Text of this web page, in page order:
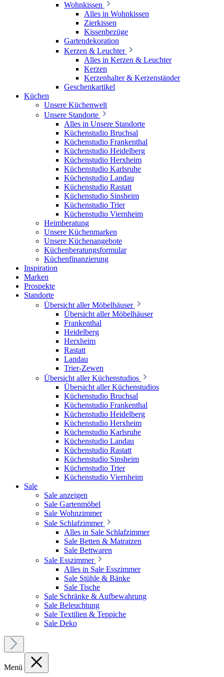
Wohnkissen
Alles in Wohnkissen
Zierkissen
Kissenbezüge
Gartendekoration
Kerzen & Leuchter
Alles in Kerzen & Leuchter
Kerzen
Kerzenhalter & Kerzenständer
Geschenkartikel
Küchen
Unsere Küchenwelt
Unsere Standorte
Alles in Unsere Standorte
Küchenstudio Bruchsal
Küchenstudio Frankenthal
Küchenstudio Heidelberg
Küchenstudio Herxheim
Küchenstudio Karlsruhe
Küchenstudio Landau
Küchenstudio Rastatt
Küchenstudio Sinsheim
Küchenstudio Trier
Küchenstudio Viernheim
Heimberatung
Unsere Küchenmarken
Unsere Küchenangebote
Küchenberatungsformular
Küchenfinanzierung
Inspiration
Marken
Prospekte
Standorte
Übersicht aller Möbelhäuser
Übersicht aller Möbelhäuser
Frankenthal
Heidelberg
Herxheim
Rastatt
Landau
Trier-Zewen
Übersicht aller Küchenstudios
Übersicht aller Küchenstudios
Küchenstudio Bruchsal
Küchenstudio Frankenthal
Küchenstudio Heidelberg
Küchenstudio Herxheim
Küchenstudio Karlsruhe
Küchenstudio Landau
Küchenstudio Rastatt
Küchenstudio Sinsheim
Küchenstudio Trier
Küchenstudio Viernheim
Sale
Sale anzeigen
Sale Gartenmöbel
Sale Wohnzimmer
Sale Schlafzimmer
Alles in Sale Schlafzimmer
Sale Betten & Matratzen
Sale Bettwaren
Sale Esszimmer
Alles in Sale Esszimmer
Sale Stühle & Bänke
Sale Tische
Sale Schränke & Aufbewahrung
Sale Beleuchtung
Sale Textilien & Teppiche
Sale Deko
Menü